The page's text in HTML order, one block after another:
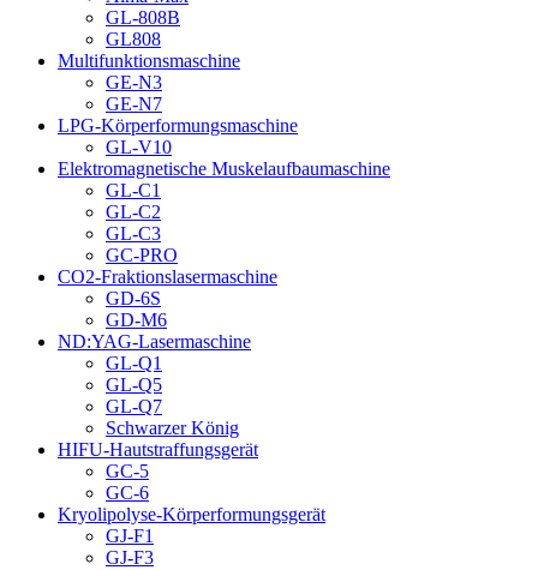
GL-808B
GL808
Multifunktionsmaschine
GE-N3
GE-N7
LPG-Körperformungsmaschine
GL-V10
Elektromagnetische Muskelaufbaumaschine
GL-C1
GL-C2
GL-C3
GC-PRO
CO2-Fraktionslasermaschine
GD-6S
GD-M6
ND:YAG-Lasermaschine
GL-Q1
GL-Q5
GL-Q7
Schwarzer König
HIFU-Hautstraffungsgerät
GC-5
GC-6
Kryolipolyse-Körperformungsgerät
GJ-F1
GJ-F3